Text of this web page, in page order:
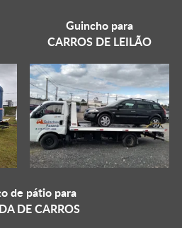
Guincho para
CARROS DE LEILÃO
de pátio para
DE CARROS